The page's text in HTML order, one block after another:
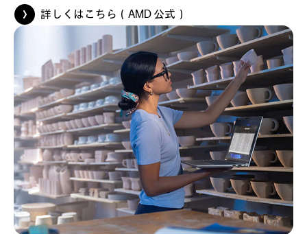
詳しくはこちら（AMD 公式）